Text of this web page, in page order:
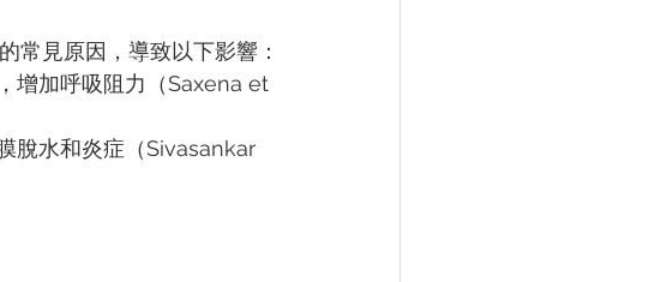
常見原因，導致以下影響：
增加呼吸阻力（Saxena et
脫水和炎症（Sivasankar